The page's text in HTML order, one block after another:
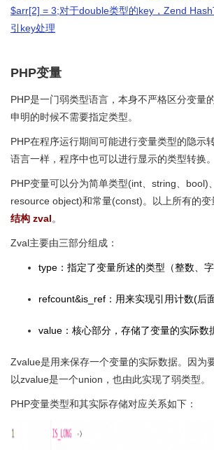
$arr[2] = 3;对于double类型的key，Zend
引key处理
PHP变量
PHP是一门弱类型语言，本身不严格区分变量
申明的时候不需要指定类型。
PHP在程序运行期间可能进行变量类型的隐示
语言一样，程序中也可以进行显示的类型转换。
PHP变量可以分为简单类型(int、string、bool)
resource object)和常量(const)。以上所有的变
结构 zval。
Zval主要由三部分组成：
type：指定了变量所述的类型（整数、字
refcount&is_ref：用来实现引用计数(后
value：核心部分，存储了变量的实际数
Zvalue是用来保存一个变量的实际数据。因为
以zvalue是一个union，也由此实现了弱类型。
PHP变量类型和其实际存储对应关系如下：